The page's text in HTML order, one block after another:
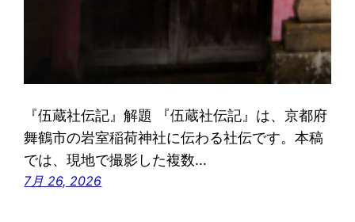
『伍蔵社伝記』解題 『伍蔵社伝記』は、京都府
舞鶴市の岩室稲荷神社に伝わる社伝です。本稿
では、現地で撮影した複数…
7月 26, 2026